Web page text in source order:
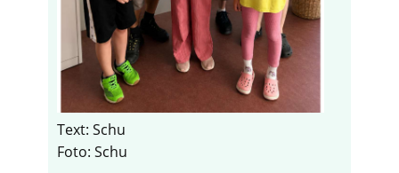
Text: Schu
Foto: Schu